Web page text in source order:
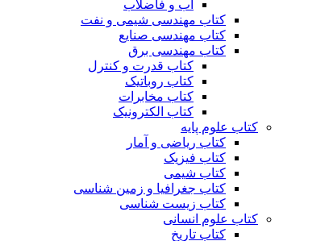
آب و فاضلاب
کتاب مهندسی شیمی و نفت
کتاب مهندسی صنایع
کتاب مهندسی برق
کتاب قدرت و کنترل
کتاب روباتیک
کتاب مخابرات
کتاب الکترونیک
کتاب علوم پایه
کتاب ریاضی و آمار
کتاب فیزیک
کتاب شیمی
کتاب جغرافیا و زمین شناسی
کتاب زیست شناسی
کتاب علوم انسانی
کتاب تاریخ